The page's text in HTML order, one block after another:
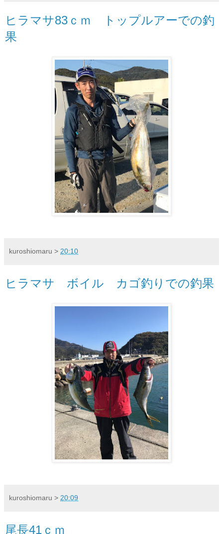
ヒラマサ83ｃｍ トップルアーでの釣
果
kuroshiomaru > 20:10
ヒラマサ ボイル カゴ釣りでの釣果
kuroshiomaru > 20:09
尾長41ｃｍ